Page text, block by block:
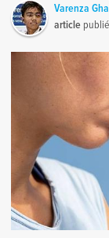
Varenza
article